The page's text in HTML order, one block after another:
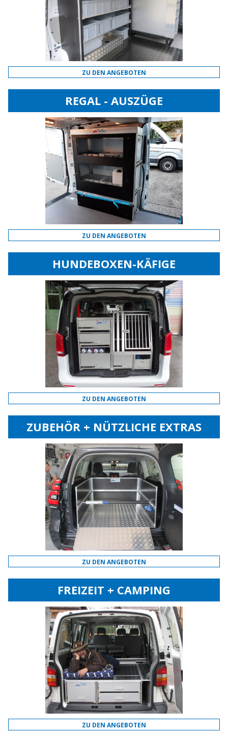
ZU DEN ANGEBOTEN
REGAL - AUSZÜGE
ZU DEN ANGEBOTEN
HUNDEBOXEN-KÄFIGE
ZU DEN ANGEBOTEN
ZUBEHÖR + NÜTZLICHE EXTRAS
ZU DEN ANGEBOTEN
FREIZEIT + CAMPING
ZU DEN ANGEBOTEN